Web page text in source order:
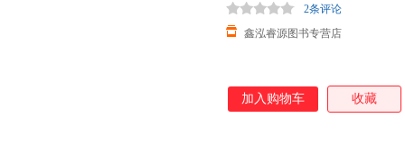
鑫泓睿源图书专营店
2条评论
加入购物车 收藏